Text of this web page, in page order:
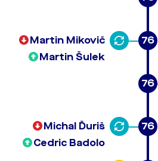
76
Martin Mikovič
Martin Šulek
76
76
Michal Ďuriš
Cedric Badolo